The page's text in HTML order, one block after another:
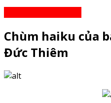
Chùm haiku của
Đức Thiêm